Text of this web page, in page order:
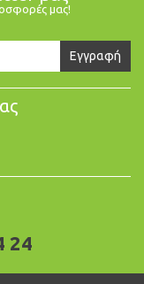
μας!
Εγγραφή
24